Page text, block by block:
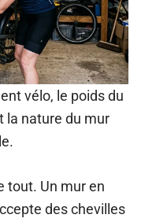
vélo, le poids du
la nature du mur
tout. Un mur en
des chevilles